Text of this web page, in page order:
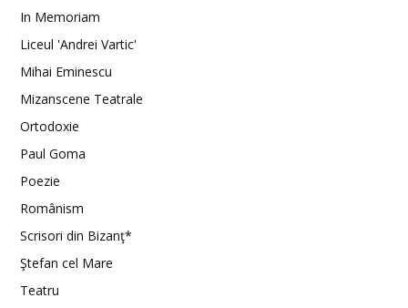
In Memoriam
Liceul 'Andrei Vartic'
Mihai Eminescu
Mizanscene Teatrale
Ortodoxie
Paul Goma
Poezie
Românism
Scrisori din Bizanţ*
Ştefan cel Mare
Teatru